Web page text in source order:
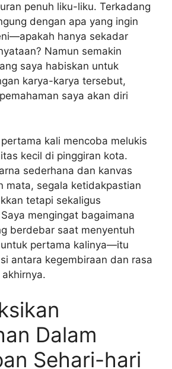
penuh liku-liku. Terkadang
dengan apa yang ingin
hanya sekadar
Namun semakin
saya habiskan untuk
karya-karya tersebut,
saya akan diri
kali mencoba melukis
kecil di pinggiran kota.
sederhana dan kanvas
mata, segala ketidakpastian
tetapi sekaligus
mengingat bagaimana
berdebar saat menyentuh
pertama kalinya—itu
antara kegembiraan dan rasa
Dalam
Sehari-hari